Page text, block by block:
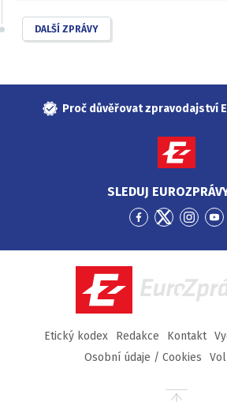
DALŠÍ ZPRÁVY
Proč důvěřovat zpravodajství
SLEDUJ
Přejít
Facebook
Přejít
Twitter
Přejít
EuroZprávy.cz
Etický kodex Redakce Kontakt
Osobní údaje / Cookies
Přejít